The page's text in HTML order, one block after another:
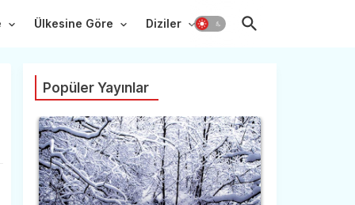
Ülkesine Göre Diziler
Popüler Yayınlar